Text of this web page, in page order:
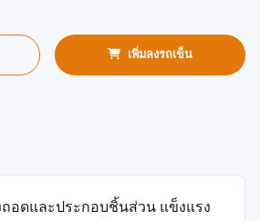
เพิ่มลงรถเข็น
อดและประกอบชิ้นส่วน แข็งแรง